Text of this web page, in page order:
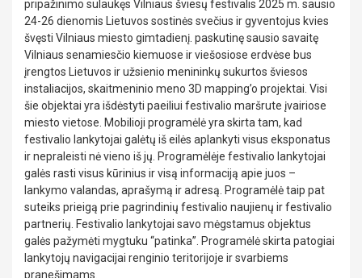
pripažinimo sulaukęs Vilniaus šviesų festivalis 2025 m. sausio
24-26 dienomis Lietuvos sostinės svečius ir gyventojus kvies
švęsti Vilniaus miesto gimtadienį. paskutinę sausio savaitę
Vilniaus senamiesčio kiemuose ir viešosiose erdvėse bus
įrengtos Lietuvos ir užsienio menininkų sukurtos šviesos
instaliacijos, skaitmeninio meno 3D mapping’o projektai. Visi
šie objektai yra išdėstyti paeiliui festivalio maršrute įvairiose
miesto vietose. Mobilioji programėlė yra skirta tam, kad
festivalio lankytojai galėtų iš eilės aplankyti visus eksponatus
ir nepraleisti nė vieno iš jų. Programėlėje festivalio lankytojai
galės rasti visus kūrinius ir visą informaciją apie juos –
lankymo valandas, aprašymą ir adresą. Programėlė taip pat
suteiks prieigą prie pagrindinių festivalio naujienų ir festivalio
partnerių. Festivalio lankytojai savo mėgstamus objektus
galės pažymėti mygtuku “patinka”. Programėlė skirta patogiai
lankytojų navigacijai renginio teritorijoje ir svarbiems
pranešimams.